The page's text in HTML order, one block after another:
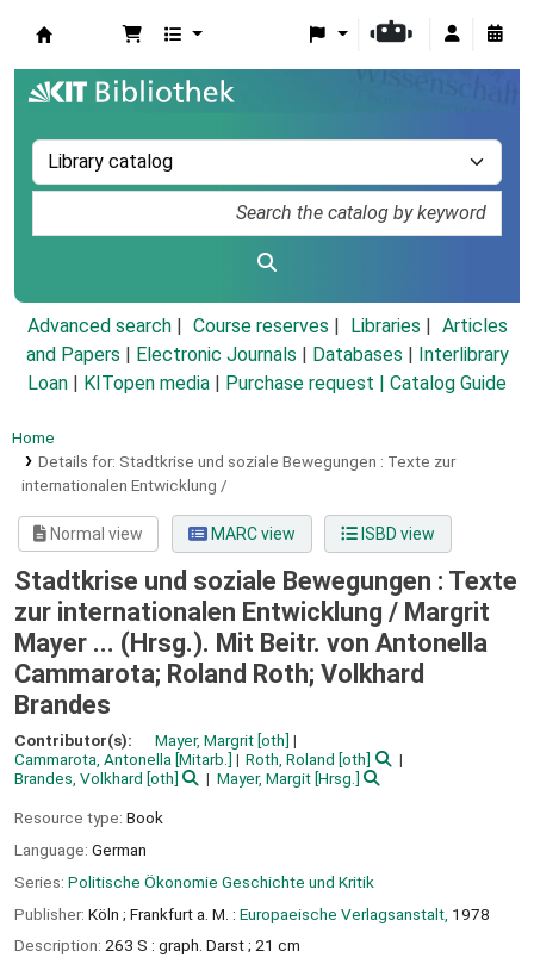
Advanced search Course reserves Libraries
Articles
and Papers
Electronic Journals Databases
Interlibrary
Loan
KITopen media Purchase request | Catalog Guide
Home
Details for: Stadtkrise und soziale Bewegungen : Texte zur
internationalen Entwicklung /
Normal view MARC view ISBD view
Stadtkrise und soziale Bewegungen : Texte
zur internationalen Entwicklung / Margrit
Mayer ... (Hrsg.). Mit Beitr. von Antonella
Cammarota; Roland Roth; Volkhard
Brandes
Contributor(s): Mayer, Margrit [oth]
Cammarota, Antonella [Mitarb.] Roth, Roland [oth]
Brandes, Volkhard [oth] Mayer, Margit[Hrsg.]
Resource type: Book
Language: German
Series: Politische Ökonomie Geschichte und Kritik
Publisher: Köln ; Frankfurt a. M. : Europaeische Verlagsanstalt, 1978
Description: 263 S : graph. Darst ; 21 cm